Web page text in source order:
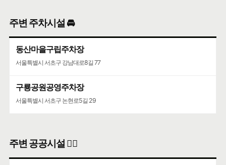
주변 주차시설 🚘
동산마을구립주차장
서울특별시 서초구 강남대로8길 77
구룡공원공영주차장
서울특별시 서초구 논현로5길 29
주변 공공시설 👨‍✈️